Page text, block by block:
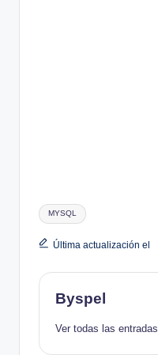
Etiquetas:
MYSQL
Última actualización el
Byspel
Ver todas las entradas